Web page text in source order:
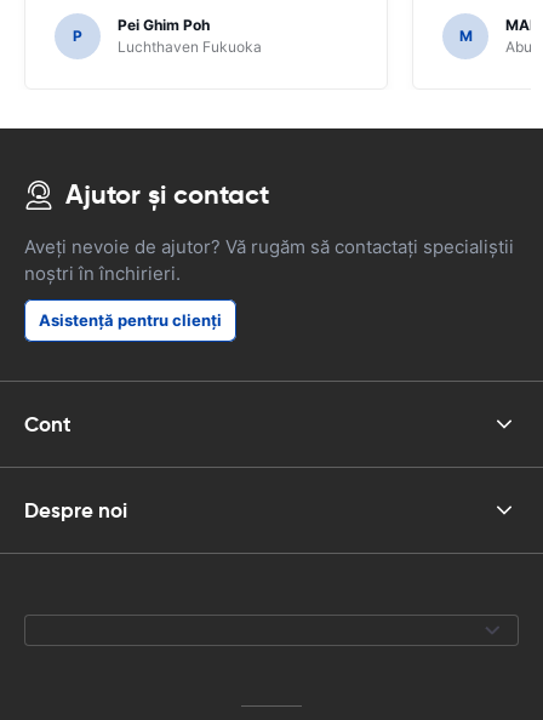
mașina a venit cu GPS.Ar fi fost
groaznic dacă am fi decis să cumpărăm
un GPS așa cum era necesar pentru a
P
Pei Ghim Poh
Luchthaven Fukuoka
mulțumim
ușoară.
M
Abu
Ajutor și contact
Aveți nevoie de ajutor? Vă rugăm să contactați specialiștii
noștri în închirieri.
Asistență pentru clienți
Cont
Despre noi